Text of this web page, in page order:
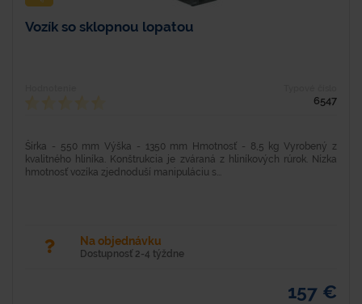
Vozík so sklopnou lopatou
6547
Šírka - 550 mm Výška - 1350 mm Hmotnosť - 8,5 kg Vyrobený z
kvalitného hliníka. Konštrukcia je zváraná z hliníkových rúrok. Nízka
hmotnosť vozíka zjednoduší manipuláciu s...
Na objednávku
Dostupnosť 2-4 týždne
157 €